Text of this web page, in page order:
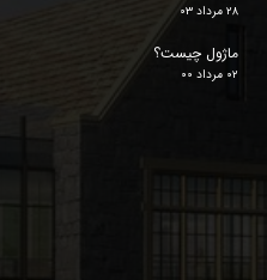
۲۸ مرداد ۰۳
ماژول چیست؟
۰۲ مرداد ۰۰